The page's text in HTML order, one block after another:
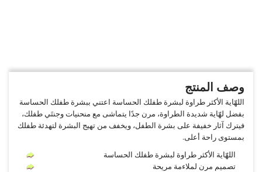
وصف المنتج
اللهّاية الأكثر طراوة لبشرة طفلك الحساسة اعتني ببشرة طفلك الحساسة
بفضل لهّاية شديدة الطراوة، مرن جدًا يتماشى مع منحنيات وجنتَي طفلك،
فيترك آثار خفيفة على بشرة الطفل، ويخفف من تهيج البشرة لتهدئة طفلك
بمستوى راحة أعلى.
اللهّاية الأكثر طراوة لبشرة طفلك الحساسة
تصميم مرن لملاءمة مريحة